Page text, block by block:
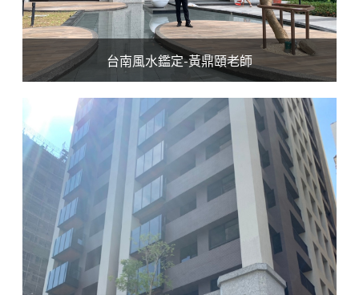
台南風水鑑定-黃鼎頤老師